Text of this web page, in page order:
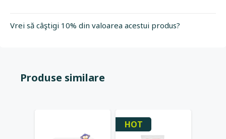
Vrei să câştigi 10% din valoarea acestui produs?
Produse similare
HOT